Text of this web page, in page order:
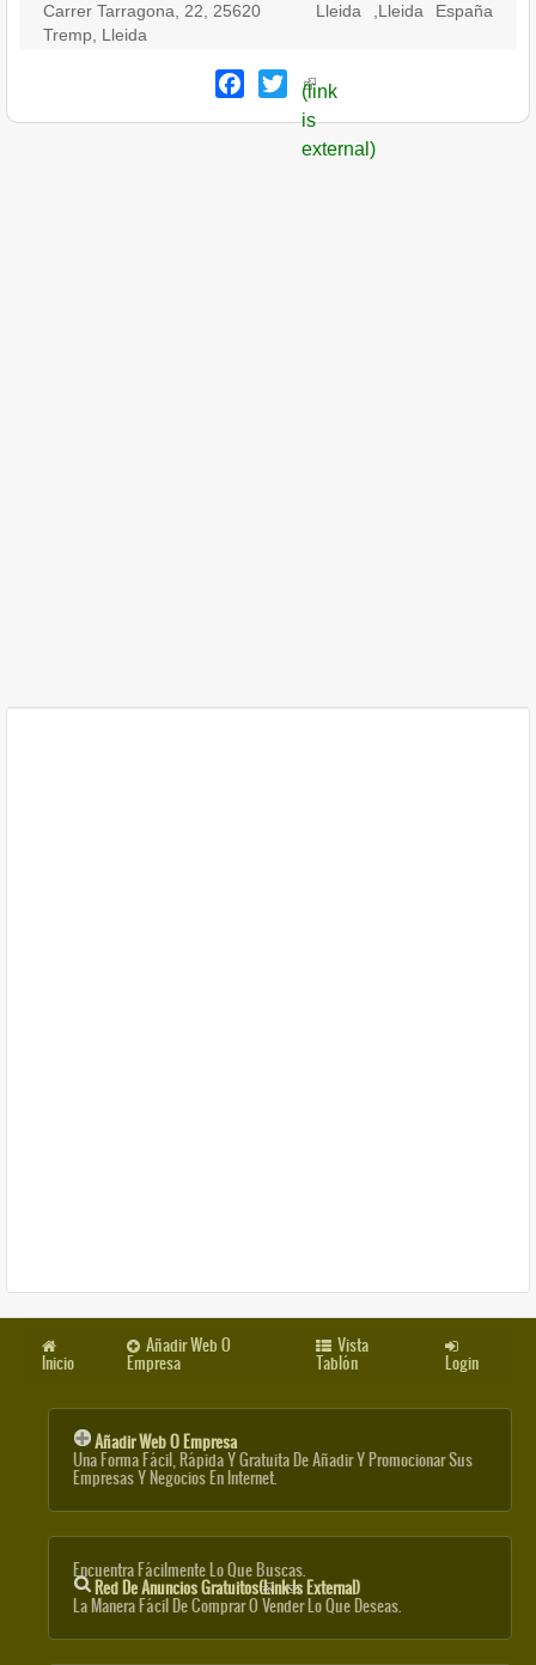
Carrer Tarragona, 22, 25620
Tremp, Lleida
Lleida Lleida España
Facebook
Twitter
(link
is
external)
Inicio
Añadir Web O
Empresa
Vista
Tablón Login
Añadir Web O Empresa
Una Forma Fácil, Rápida Y Gratuita De Añadir Y Promocionar Sus
Empresas Y Negocios En Internet.
Encuentra Fácilmente Lo Que Buscas.
Red De Anuncios Gratuitos(link Is External)
La Manera Fácil De Comprar O Vender Lo Que Deseas.